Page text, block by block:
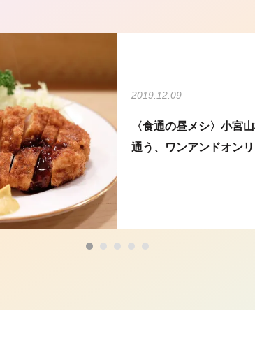
2019.12.09
〈食通の昼メシ〉小宮
通う、ワンアンドオン